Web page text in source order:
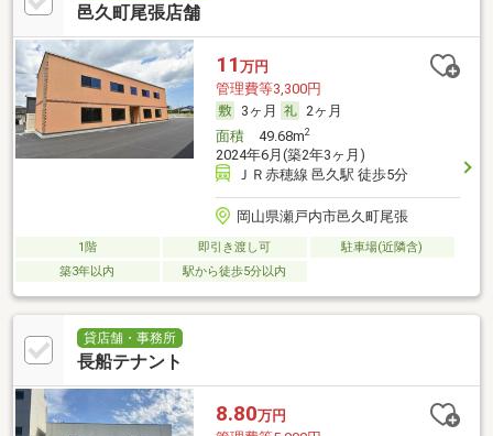
邑久町尾張店舗
11 万円
管理費等3,300円
3ヶ月
2ヶ月
面積49.68m2
2024年6月(築2年3ヶ月)
ＪＲ赤穂線 邑久駅 徒歩5分
岡山県瀬戸内市邑久町尾張
1階 即引き渡し可
駐車場(近隣含)
築3年以内
駅から徒歩5分以内
貸店舗・事務所
長船テナント
8.80万円